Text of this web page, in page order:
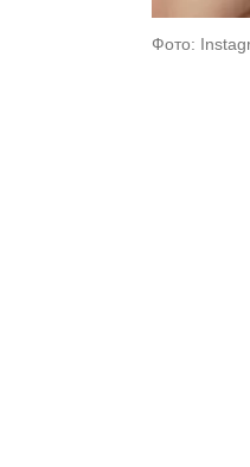
Фото: